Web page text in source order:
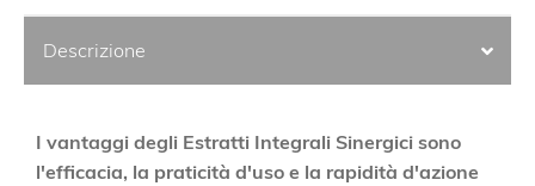
Descrizione
I vantaggi degli Estratti Integrali Sinergici sono
l'efficacia, la praticità d'uso e la rapidità d'azione